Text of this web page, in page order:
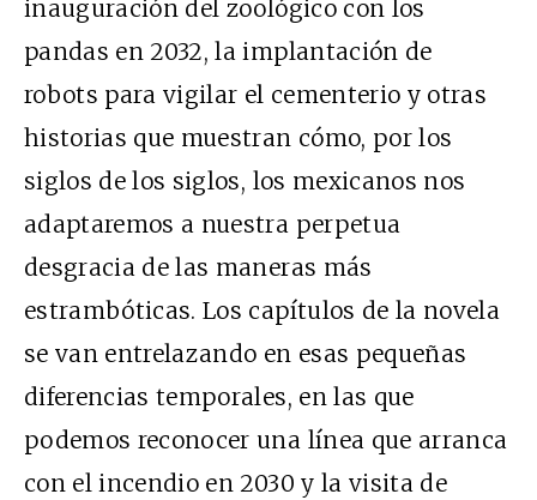
inauguración del zoológico con los
pandas en 2032, la implantación de
robots para vigilar el cementerio y otras
historias que muestran cómo, por los
siglos de los siglos, los mexicanos nos
adaptaremos a nuestra perpetua
desgracia de las maneras más
estrambóticas. Los capítulos de la novela
se van entrelazando en esas pequeñas
diferencias temporales, en las que
podemos reconocer una línea que arranca
con el incendio en 2030 y la visita de